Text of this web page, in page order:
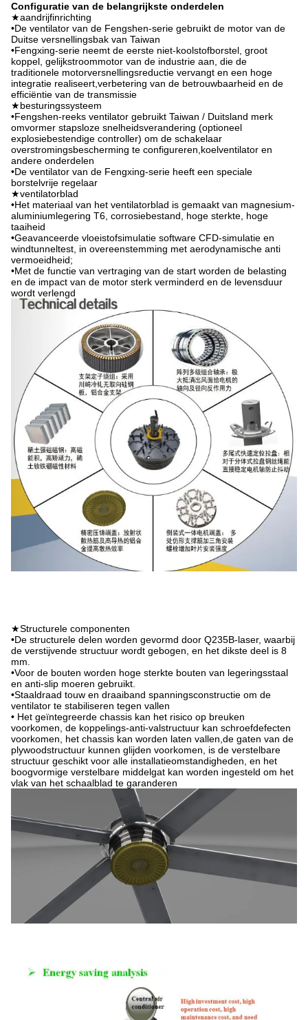
Configuratie van de belangrijkste onderdelen
★aandrijfinrichting
•De ventilator van de Fengshen-serie gebruikt de motor van de
Duitse versnellingsbak van Taiwan
•Fengxing-serie neemt de eerste niet-koolstofborstel, groot
koppel, gelijkstroommotor van de industrie aan, die de
traditionele motorversnellingsreductie vervangt en een hoge
integratie realiseert,verbetering van de betrouwbaarheid en de
efficiëntie van de transmissie
★besturingssysteem
•Fengshen-reeks ventilator gebruikt Taiwan / Duitsland merk
omvormer stapsloze snelheidsverandering (optioneel
explosiebestendige controller) om de schakelaar
overstromingsbescherming te configureren,koelventilator en
andere onderdelen
•De ventilator van de Fengxing-serie heeft een speciale
borstelvrije regelaar
★ventilatorblad
•Het materiaal van het ventilatorblad is gemaakt van magnesium-
aluminiumlegering T6, corrosiebestand, hoge sterkte, hoge
taaiheid
•Geavanceerde vloeistofsimulatie software CFD-simulatie en
windtunneltest, in overeenstemming met aerodynamische anti
vermoeidheid;
•Met de functie van vertraging van de start worden de belasting
en de impact van de motor sterk verminderd en de levensduur
wordt verlengd
★Structurele componenten
•De structurele delen worden gevormd door Q235B-laser, waarbij
de verstijvende structuur wordt gebogen, en het dikste deel is 8
mm.
•Voor de bouten worden hoge sterkte bouten van legeringsstaal
en anti-slip moeren gebruikt.
•Staaldraad touw en draaiband spanningsconstructie om de
ventilator te stabiliseren tegen vallen
• Het geïntegreerde chassis kan het risico op breuken
voorkomen, de koppelings-anti-valstructuur kan schroefdefecten
voorkomen, het chassis kan worden laten vallen,de gaten van de
plywoodstructuur kunnen glijden voorkomen, is de verstelbare
structuur geschikt voor alle installatieomstandigheden, en het
boogvormige verstelbare middelgat kan worden ingesteld om het
vlak van het schaalblad te garanderen